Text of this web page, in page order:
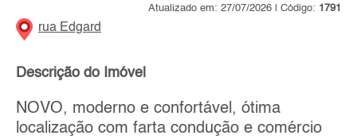
Atualizado em: 27/07/2026 | Código: 1791
rua Edgard
Descrição do Imóvel
NOVO, moderno e confortável, ótima
localização com farta condução e comércio